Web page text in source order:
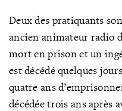
Deux des pratiquants
ancien animateur radio
mort en prison et un
est décédé quelques
quatre ans
décédée trois ans après